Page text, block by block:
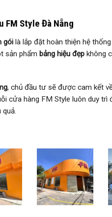
FM Style Đà Nẵng
gói là lắp đặt hoàn thiện hệ
sản phẩm bảng hiệu đẹp không
, chủ đầu tư sẽ được cam kết
cửa hàng FM Style luôn duy